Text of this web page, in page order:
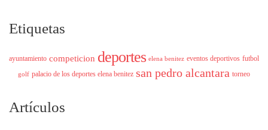
Etiquetas
ayuntamiento competicion deportes elena benitez eventos deportivos futbol
golf palacio de los deportes elena benitez san pedro alcantara torneo
Artículos